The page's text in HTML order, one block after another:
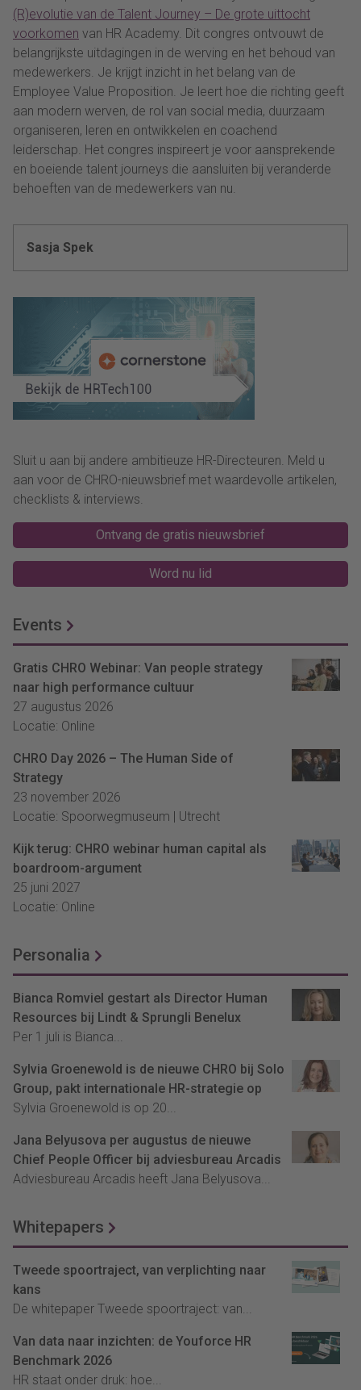
(R)evolutie van de Talent Journey – De grote uittocht
voorkomen van HR Academy. Dit congres ontvouwt de
belangrijkste uitdagingen in de werving en het behoud van
medewerkers. Je krijgt inzicht in het belang van de
Employee Value Proposition. Je leert hoe die richting geeft
aan modern werven, de rol van social media, duurzaam
organiseren, leren en ontwikkelen en coachend
leiderschap. Het congres inspireert je voor aansprekende
en boeiende talent journeys die aansluiten bij veranderde
behoeften van de medewerkers van nu.
Sasja Spek
Sluit u aan bij andere ambitieuze HR-Directeuren. Meld u
aan voor de CHRO-nieuwsbrief met waardevolle artikelen,
checklists & interviews.
Ontvang de gratis nieuwsbrief
Word nu lid
Events
Gratis CHRO Webinar: Van people strategy
naar high performance cultuur
27 augustus 2026
Locatie: Online
CHRO Day 2026 – The Human Side of
Strategy
23 november 2026
Locatie: Spoorwegmuseum | Utrecht
Kijk terug: CHRO webinar human capital als
boardroom-argument
25 juni 2027
Locatie: Online
Personalia
Bianca Romviel gestart als Director Human
Resources bij Lindt & Sprungli Benelux
Per 1 juli is Bianca...
Sylvia Groenewold is de nieuwe CHRO bij Solo
Group, pakt internationale HR-strategie op
Sylvia Groenewold is op 20...
Jana Belyusova per augustus de nieuwe
Chief People Officer bij adviesbureau Arcadis
Adviesbureau Arcadis heeft Jana Belyusova...
Whitepapers
Tweede spoortraject, van verplichting naar
kans
De whitepaper Tweede spoortraject: van...
Van data naar inzichten: de Youforce HR
Benchmark 2026
HR staat onder druk: hoe...